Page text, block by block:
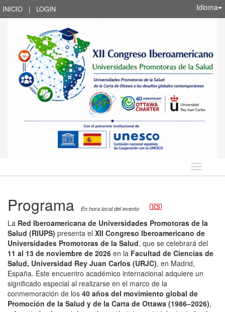
INICIO | LOGIN Idioma
Idioma
Programa En hora local del evento
La Red Iberoamericana de Universidades Promotoras de la
Salud (RIUPS) presenta el XII Congreso Iberoamericano de
Universidades Promotoras de la Salud, que se celebrará del
11 al 13 de noviembre de 2026 en la Facultad de Ciencias de
Salud, Universidad Rey Juan Carlos (URJC), en Madrid,
España. Este encuentro académico internacional adquiere un
significado especial al realizarse en el marco de la
conmemoración de los 40 años del movimiento global de
Promoción de la Salud y de la Carta de Ottawa (1986–2026),